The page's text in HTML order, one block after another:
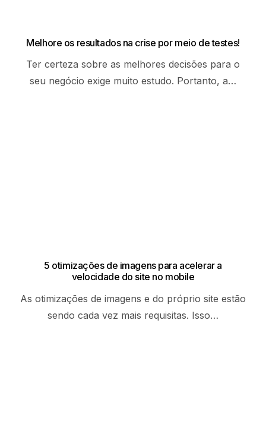
Melhore os resultados na crise por meio de testes!
Ter certeza sobre as melhores decisões para o
seu negócio exige muito estudo. Portanto, a…
5 otimizações de imagens para acelerar a
velocidade do site no mobile
As otimizações de imagens e do próprio site estão
sendo cada vez mais requisitas. Isso…